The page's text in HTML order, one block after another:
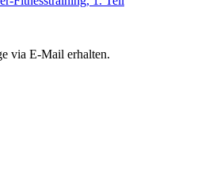
via E-Mail erhalten.